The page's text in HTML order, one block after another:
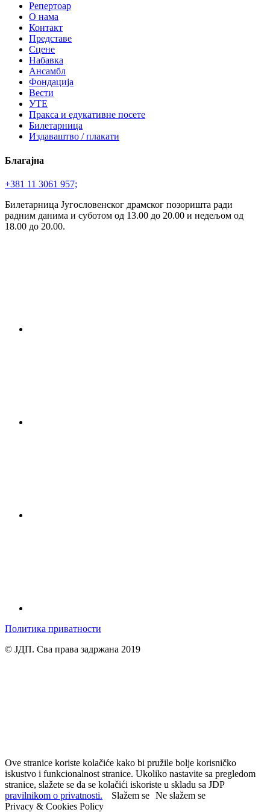
Репертоар
О нама
Контакт
Представе
Сцене
Набавка
Ансамбл
Фондација
Вести
УТЕ
Пракса и едукативне посете
Билетарница
Издаваштво / плакати
Благајна
+381 11 3061 957;
Билетарница Југословенског драмског позоришта ради
радним данима и суботом од 13.00 до 20.00 и недељом од
18.00 до 20.00.
Политика приватности
© ЈДП. Сва права задржана 2019
Ove stranice koriste kolačiće kako bi pružile bolje korisničko
iskustvo i funkcionalnost stranice. Ukoliko nastavite sa pregledom
stranice, slažete se da se kolačići iskoriste u skladu sa JDP
pravilnikom o privatnosti.
Slažem se Ne slažem se
Privacy & Cookies Policy